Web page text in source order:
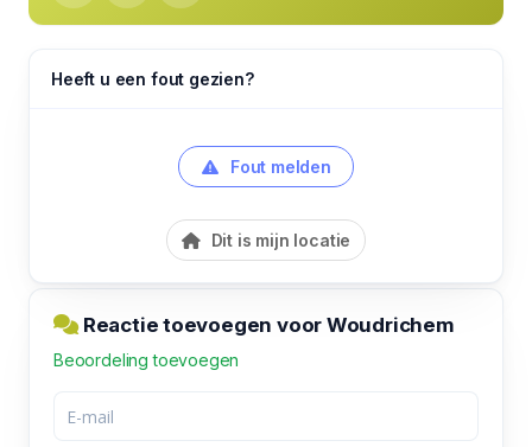
Heeft u een fout gezien?
Fout melden
Dit is mijn locatie
Reactie toevoegen voor Woudrichem
Beoordeling toevoegen